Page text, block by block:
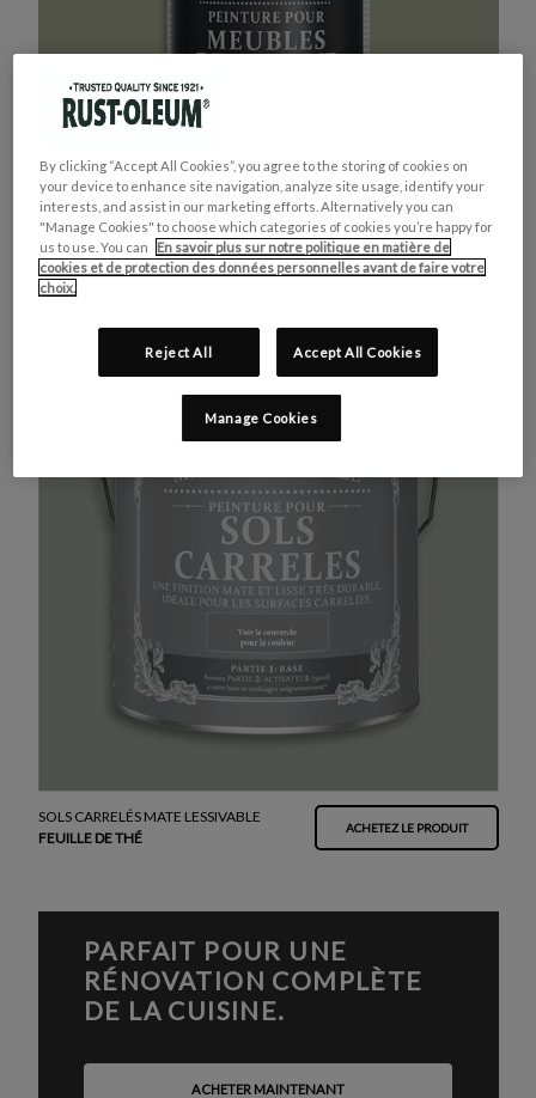
MEUBLES DE CUISINE
VERT KAKI
SOLS CARRELÉS MATE LESSIVABLE
FEUILLE DE THÉ
ACHETEZ LE PRODUIT
PARFAIT POUR UNE
RÉNOVATION COMPLÈTE
DE LA CUISINE.
ACHETER MAINTENANT
By clicking “Accept All Cookies”, you agree to the storing of cookies on
your device to enhance site navigation, analyze site usage, identify your
interests, and assist in our marketing efforts. Alternatively you can
"Manage Cookies" to choose which categories of cookies you’re happy for
us to use. You can
En savoir plus sur notre politique en matière de
cookies et de protection des données personnelles avant de faire votre
choix.
Reject All Accept All Cookies
Manage Cookies